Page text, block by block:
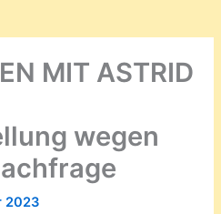
MIT ASTRID
wegen
2023